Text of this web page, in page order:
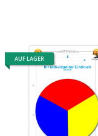
AUF LAGER